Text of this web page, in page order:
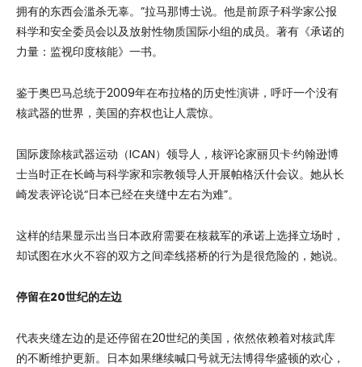
拥有的东西会滥杀无辜。”拉马那博士说。他是前原子科学家公报
科学和安全委员会以及放射性物质国际小组的成员。著有《承诺的
力量：监视印度核能》一书。
鉴于奥巴马总统于2009年在布拉格的历史性演讲，呼吁一个没有
核武器的世界，美国的弃权也让人震惊。
国际废除核武器运动（ICAN）领导人，核评论家丽贝卡·约翰逊博
士当时正在长崎与科学家和宗教领导人开展帕格沃什会议。她从长
崎发表评论说“日本已经在夹缝中左右为难”。
这样的结果显示出当日本政府需要在核裁军的承诺上选择立场时，
却试图在水火不容的双方之间牵线搭桥的行为是很危险的，她说。
停留在20世纪的左边
代表夹缝左边的是还停留在20世纪的美国，依然依赖着对核武库
的不断维护更新。日本如果继续喊口号就无法博得华盛顿的欢心，